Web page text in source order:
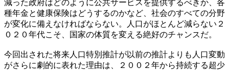
減った政府はどのように公共サービスを提供するべきか、各
種年金と健康保険はどうするのかなど、社会のすべての分野
が変化に備えなければならない。人口がほとんど減らない２
０２０年代こそ、国家の体質を変える絶好のチャンスだ。
今回出された将来人口特別推計が以前の推計よりも人口変動
がさらに劇的に表れた理由は、２００２年から持続する超少